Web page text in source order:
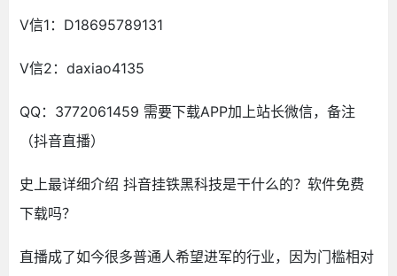
V信1：D18695789131
V信2：daxiao4135
QQ：3772061459 需要下载APP加上站长微信，备注
（抖音直播）
史上最详细介绍 抖音挂铁黑科技是干什么的？软件免费
下载吗？
直播成了如今很多普通人希望进军的行业，因为门槛相对